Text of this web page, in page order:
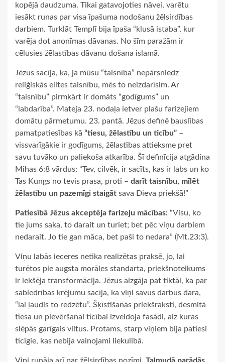
kopējā daudzuma. Tikai gatavojoties nāvei, varētu
iesākt runas par visa īpašuma nodošanu žēlsirdības
darbiem. Turklāt Templī bija īpaša “klusā istaba”, kur
varēja dot anonīmas dāvanas. No šīm paražām ir
cēlusies žēlastības dāvanu došana islamā.
Jēzus sacīja, ka, ja mūsu “taisnība” nepārsniedz
reliģiskās elites taisnību, mēs to neizdarīsim. Ar
“taisnību” pirmkārt ir domāts “godīgums” un
“labdarība”. Mateja 23. nodaļa ietver plašu farizejiem
domātu pārmetumu. 23. pantā. Jēzus definē bauslības
pamatpatiesības kā “tiesu, žēlastību un ticību” –
vissvarīgākie ir godīgums, žēlastības attieksme pret
savu tuvāko un paliekoša atkarība. Šī definīcija atgādina
Mihas 6:8 vārdus: “Tev, cilvēk, ir sacīts, kas ir labs un ko
Tas Kungs no tevis prasa, proti – darīt taisnību, mīlēt
žēlastību un pazemīgi staigāt sava Dieva priekšā!”
Patiesībā Jēzus akceptēja farizeju mācības: “Visu, ko
tie jums saka, to darait un turiet; bet pēc viņu darbiem
nedarait. Jo tie gan māca, bet paši to nedara” (Mt.23:3).
Viņu labās ieceres netika realizētas praksē, jo, lai
turētos pie augsta morāles standarta, priekšnoteikums
ir iekšēja transformācija. Jēzus aizgāja pat tiktāl, ka par
sabiedrības krējumu sacīja, ka viņi savus darbus dara,
“lai ļaudis to redzētu”. Šķīstīšanās priekšraksti, desmitā
tiesa un pievēršanai ticībai izveidoja fasādi, aiz kuras
slēpās garīgais viltus. Protams, starp viņiem bija patiesi
ticīgie, kas nebija vainojami liekulībā.
Viņi runāja arī par žēlsirdības nozīmi. Talmudā parādās